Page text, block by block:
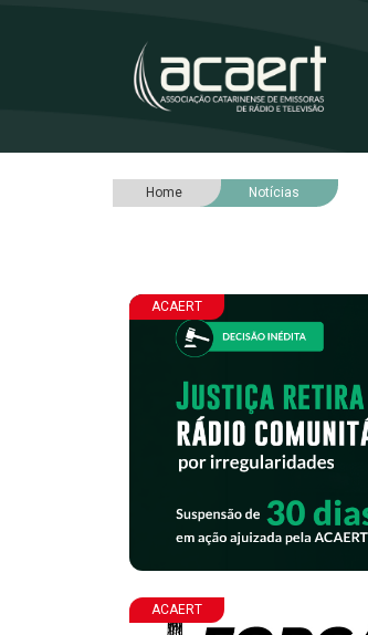
Home Notícias
ACAERT
ACAERT